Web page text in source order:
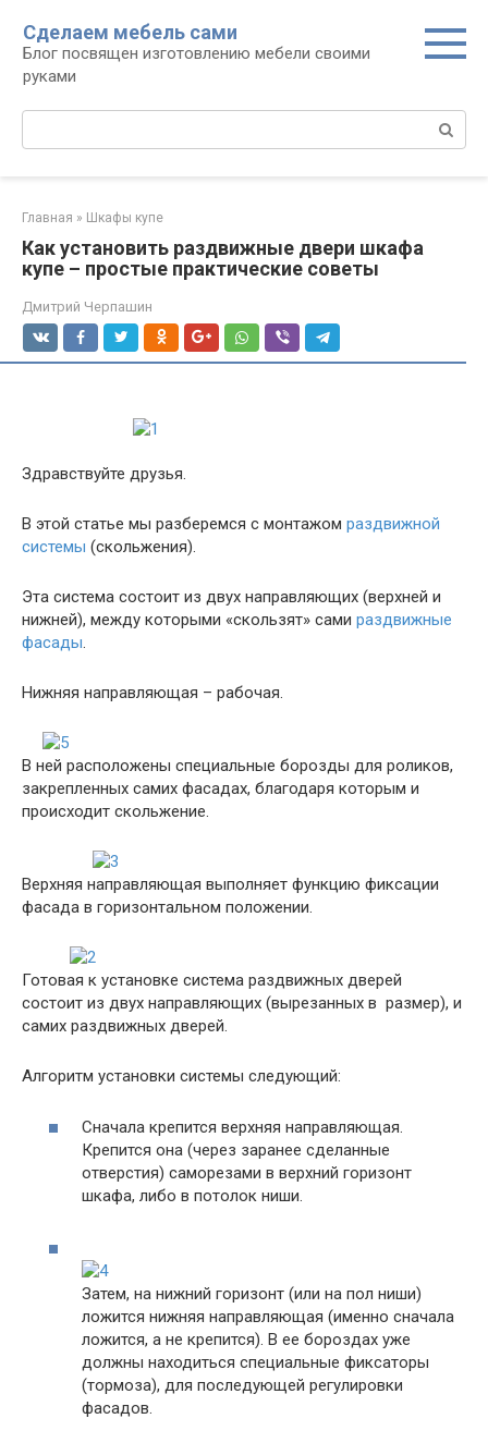
контенту
Сделаем мебель сами
Блог посвящен изготовлению мебели своими
руками
Главная » Шкафы купе
Как установить раздвижные двери шкафа
купе – простые практические советы
Дмитрий Черпашин
Здравствуйте друзья.
В этой статье мы разберемся с монтажом раздвижной
системы (скольжения).
Эта система состоит из двух направляющих (верхней и
нижней), между которыми «скользят» сами раздвижные
фасады.
Нижняя направляющая – рабочая.
В ней расположены специальные борозды для роликов,
закрепленных самих фасадах, благодаря которым и
происходит скольжение.
Верхняя направляющая выполняет функцию фиксации
фасада в горизонтальном положении.
Готовая к установке система раздвижных дверей
состоит из двух направляющих (вырезанных в размер), и
самих раздвижных дверей.
Алгоритм установки системы следующий:
Сначала крепится верхняя направляющая.
Крепится она (через заранее сделанные
отверстия) саморезами в верхний горизонт
шкафа, либо в потолок ниши.
Затем, на нижний горизонт (или на пол ниши)
ложится нижняя направляющая (именно сначала
ложится, а не крепится). В ее бороздах уже
должны находиться специальные фиксаторы
(тормоза), для последующей регулировки
фасадов.